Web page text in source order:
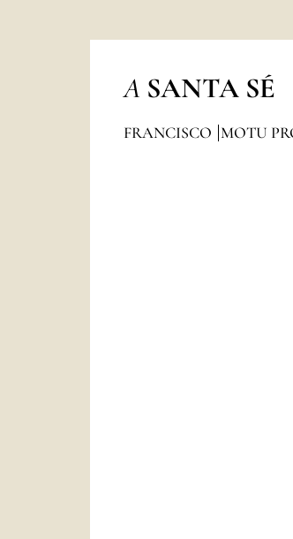
A SANTA SÉ
FRANCISCO MOTU